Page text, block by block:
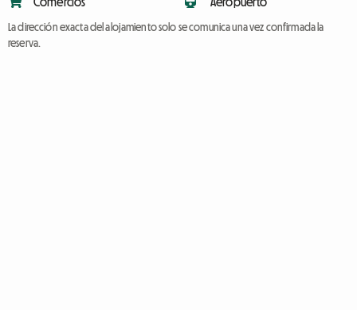
La dirección exacta del alojamiento solo se comunica una vez confirmada la
reserva.